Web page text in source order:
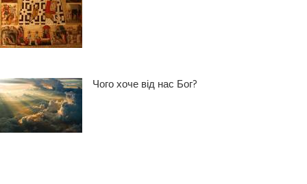
Чого хоче від нас Бог?